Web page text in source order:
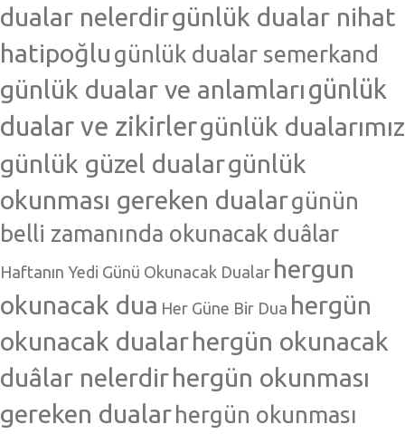
dualar nelerdirgünlük dualar nihat
hatipoğlu günlük dualar semerkand
günlük dualar ve anlamlarıgünlük
dualar ve zikirlergünlük dualarımız
günlük güzel dualargünlük
okunması gereken dualargünün
belli zamanında okunacak duâlar
Haftanın Yedi Günü Okunacak Dualar hergun
okunacak dua Her Güne Bir Dua hergün
okunacak dualarhergün okunacak
duâlar nelerdirhergün okunması
gereken dualar hergün okunması